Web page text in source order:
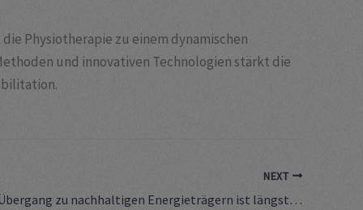
Physiotherapie zu einem dynamischen
und innovativen Technologien stärkt die
NEXT
Der globale Übergang zu nachhaltigen Energieträgern ist längst kein optionales Ziel mehr, sondern ei